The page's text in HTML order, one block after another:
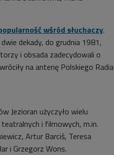
wśród słuchaczy.
dekady, do grudnia 1981,
i obsada zadecydowali o
na antenę Polskiego Radia
Jezioran użyczyło wielu
i filmowych, m.in.
Artur Barciś, Teresa
i Grzegorz Wons.